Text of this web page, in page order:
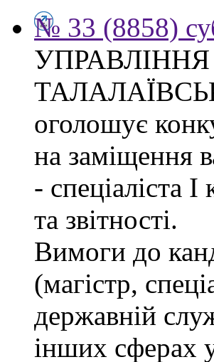
№ 33 (8858)
оголошує
на заміщення
- спеціаліста І
та звітності.
Вимоги до
(магістр,
державній
інших сферах